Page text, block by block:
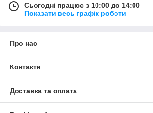
Сьогодні працює з 10:00 до 14:00
Показати весь графік роботи
Про нас
Контакти
Доставка та оплата